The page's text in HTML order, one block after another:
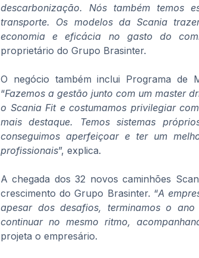
descarbonização. Nós também temos
transporte. Os modelos da Scania
economia e eficácia no gasto do
proprietário do Grupo Brasinter.
O negócio também inclui Programa de
“Fazemos a gestão junto com um master
o Scania Fit e costumamos privilegiar
mais destaque. Temos sistemas
conseguimos aperfeiçoar e ter um
profissionais”, explica.
A chegada dos 32 novos caminhões
crescimento do Grupo Brasinter. “A
apesar dos desafios, terminamos o
continuar no mesmo ritmo,
projeta o empresário.